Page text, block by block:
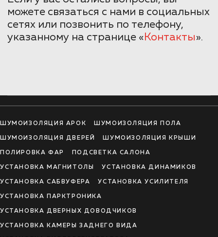
можете связаться с нами в социальных
сетях или позвонить по телефону,
указанному на странице «Контакты».
ШУМОИЗОЛЯЦИЯ АРОК ШУМОИЗОЛЯЦИЯ ПОЛА
ШУМОИЗОЛЯЦИЯ ДВЕРЕЙ ШУМОИЗОЛЯЦИЯ КРЫШИ
ПОЛИРОВКА ФАР ПОДСВЕТКА САЛОНА
УСТАНОВКА МАГНИТОЛЫ УСТАНОВКА ДИНАМИКОВ
УСТАНОВКА САБВУФЕРА УСТАНОВКА УСИЛИТЕЛЯ
УСТАНОВКА ПАРКТРОНИКА
УСТАНОВКА ДВЕРНЫХ ДОВОДЧИКОВ
УСТАНОВКА КАМЕРЫ ЗАДНЕГО ВИДА